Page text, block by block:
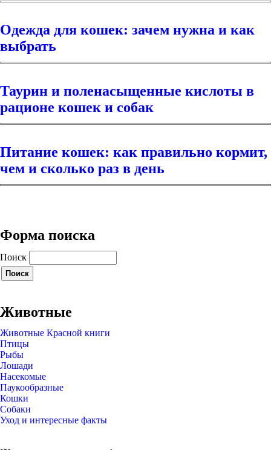
Одежда для кошек: зачем нужна и как
выбрать
Таурин и поленасыщенные кислоты в
рационе кошек и собак
Питание кошек: как правильно кормит,
чем и сколько раз в день
Форма поиска
Поиск
Животные
Животные Красной книги
Птицы
Рыбы
Лошади
Насекомые
Паукообразные
Кошки
Собаки
Уход и интересные факты